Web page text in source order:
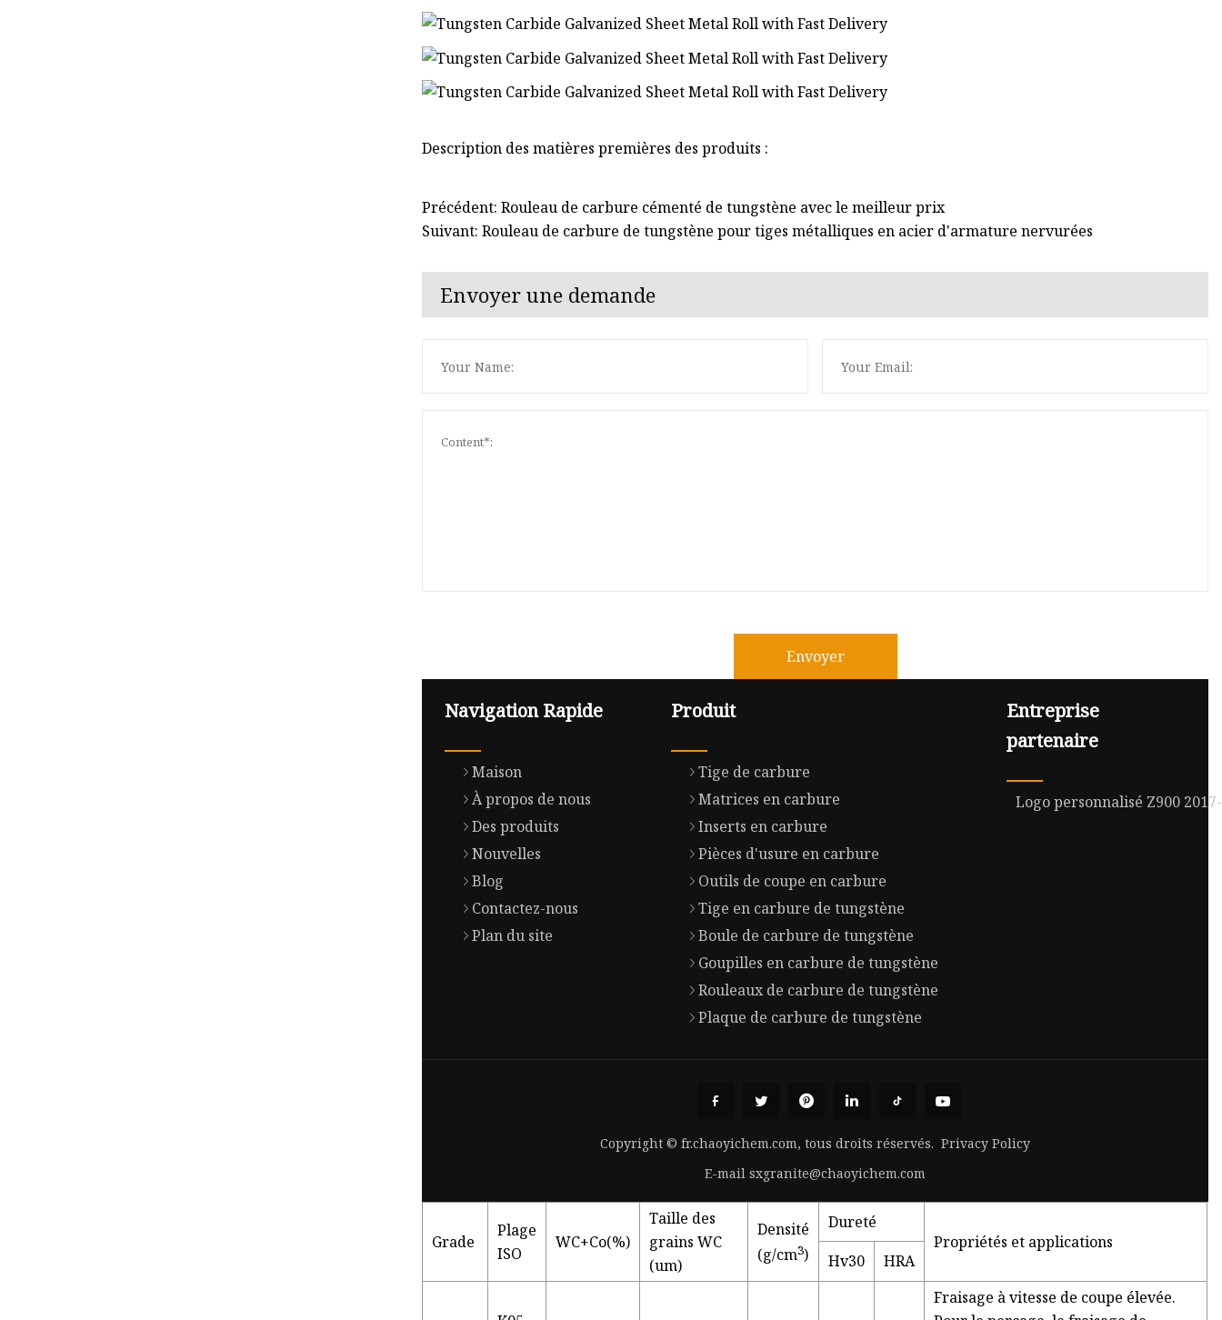
Description des matières premières des produits :
Précédent: Rouleau de carbure cémenté de tungstène avec le meilleur prix
Suivant: Rouleau de carbure de tungstène pour tiges métalliques en acier d'armature nervurées
Envoyer une demande
Envoyer
Navigation Rapide
Maison
À propos de nous
Des produits
Nouvelles
Blog
Contactez-nous
Plan du site
Produit
Tige de carbure
Matrices en carbure
Inserts en carbure
Pièces d'usure en carbure
Outils de coupe en carbure
Tige en carbure de tungstène
Boule de carbure de tungstène
Goupilles en carbure de tungstène
Rouleaux de carbure de tungstène
Plaque de carbure de tungstène
Entreprise
partenaire
Logo personnalisé Z900
Copyright © fr.chaoyichem.com, tous droits réservés.Privacy Policy
E-mailsxgranite@chaoyichem.com
Grade
Plage
ISO
WC+Co(%)
Taille des
grains WC
(um)
Densité
(g/cm3)
Dureté
Propriétés et applications
Hv30
HRA
Fraisage à vitesse de coupe élevée.